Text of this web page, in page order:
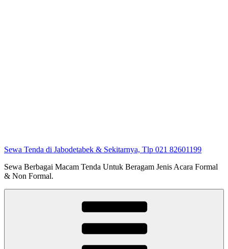
Sewa Tenda di Jabodetabek & Sekitarnya, Tlp 021 82601199
Sewa Berbagai Macam Tenda Untuk Beragam Jenis Acara Formal
& Non Formal.